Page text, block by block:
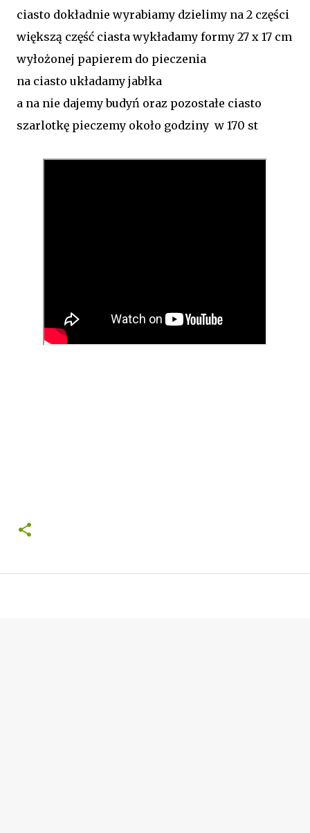
ciasto dokładnie wyrabiamy dzielimy na 2 części
większą część ciasta wykładamy formy 27 x 17 cm
wyłożonej papierem do pieczenia
na ciasto układamy jabłka
a na nie dajemy budyń oraz pozostałe ciasto
szarlotkę pieczemy około godziny w 170 st